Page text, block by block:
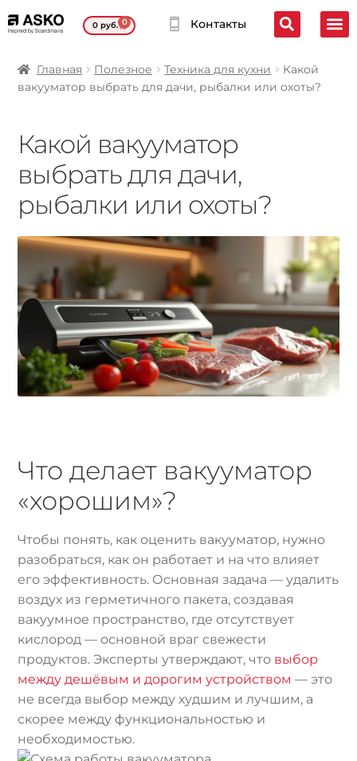
0руб. 0 Контакты
Главная Полезное Техника для кухни
Какой
вакууматор выбрать для дачи, рыбалки или охоты?
Какой вакууматор
выбрать для дачи,
рыбалки или охоты?
Что делает вакууматор
«хорошим»?
Чтобы понять, как оценить вакууматор, нужно
разобраться, как он работает и на что влияет
его эффективность. Основная задача — удалить
воздух из герметичного пакета, создавая
вакуумное пространство, где отсутствует
кислород — основной враг свежести
продуктов. Эксперты утверждают, что выбор
между дешёвым и дорогим устройством — это
не всегда выбор между худшим и лучшим, а
скорее между функциональностью и
необходимостью.